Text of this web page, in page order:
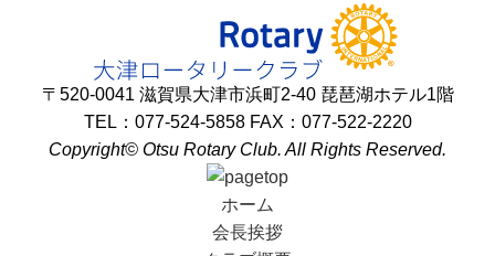
〒520-0041 滋賀県大津市浜町2-40 琵琶湖ホテル1階
TEL：077-524-5858 FAX：077-522-2220
Copyright© Otsu Rotary Club. All Rights Reserved.
ホーム
会長挨拶